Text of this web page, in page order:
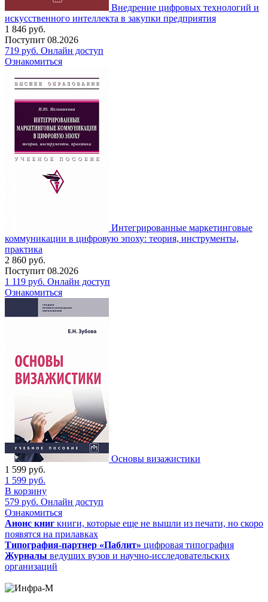
Внедрение цифровых технологий и
искусственного интеллекта в закупки предприятия
1 846 руб.
Поступит 08.2026
719 руб. Онлайн доступ
Ознакомиться
Интегрированные маркетинговые
коммуникации в цифровую эпоху: теория, инструменты,
практика
2 860 руб.
Поступит 08.2026
1 119 руб. Онлайн доступ
Ознакомиться
Основы визажистики
1 599 руб.
1 599 руб.
В корзину
579 руб. Онлайн доступ
Ознакомиться
Анонс книг книги, которые еще не вышли из печати, но скоро
появятся на прилавках
Типография-партнер «Паблит» цифровая типография
Журналы ведущих вузов и научно-исследовательских
организаций